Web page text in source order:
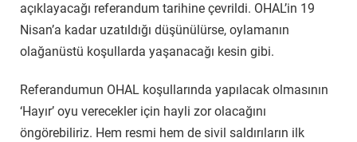
açıklayacağı referandum tarihine çevrildi. OHAL’in 19
Nisan’a kadar uzatıldığı düşünülürse, oylamanın
olağanüstü koşullarda yaşanacağı kesin gibi.
Referandumun OHAL koşullarında yapılacak olmasının
‘Hayır’ oyu verecekler için hayli zor olacağını
öngörebiliriz. Hem resmi hem de sivil saldırıların ilk